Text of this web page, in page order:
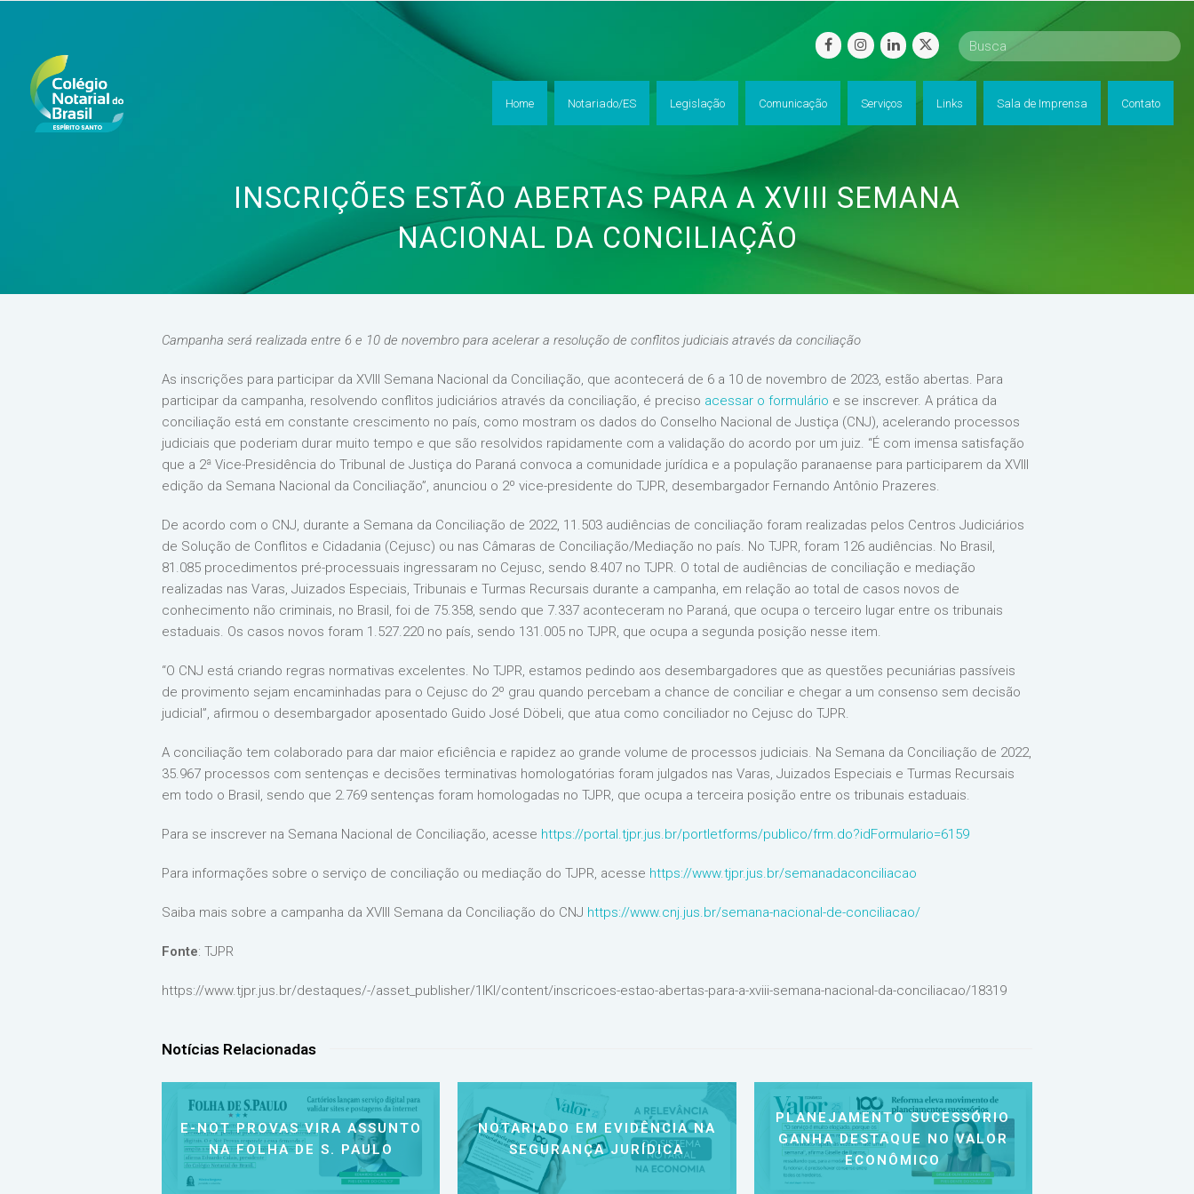
facebookinstagram
linkedintwitter
Home Notariado/ES Legislação Comunicação Serviços Links Sala de Imprensa Contato
INSCRIÇÕES ESTÃO ABERTAS PARA A XVIII SEMANA
NACIONAL DA CONCILIAÇÃO
Campanha será realizada entre 6 e 10 de novembro para acelerar a resolução de conflitos judiciais através da conciliação
As inscrições para participar da XVIII Semana Nacional da Conciliação, que acontecerá de 6 a 10 de novembro de 2023, estão abertas. Para
participar da campanha, resolvendo conflitos judiciários através da conciliação, é preciso acessar o formulário e se inscrever. A prática da
conciliação está em constante crescimento no país, como mostram os dados do Conselho Nacional de Justiça (CNJ), acelerando processos
judiciais que poderiam durar muito tempo e que são resolvidos rapidamente com a validação do acordo por um juiz. “É com imensa satisfação
que a 2ª Vice-Presidência do Tribunal de Justiça do Paraná convoca a comunidade jurídica e a população paranaense para participarem da XVIII
edição da Semana Nacional da Conciliação”, anunciou o 2º vice-presidente do TJPR, desembargador Fernando Antônio Prazeres.
De acordo com o CNJ, durante a Semana da Conciliação de 2022, 11.503 audiências de conciliação foram realizadas pelos Centros Judiciários
de Solução de Conflitos e Cidadania (Cejusc) ou nas Câmaras de Conciliação/Mediação no país. No TJPR, foram 126 audiências. No Brasil,
81.085 procedimentos pré-processuais ingressaram no Cejusc, sendo 8.407 no TJPR. O total de audiências de conciliação e mediação
realizadas nas Varas, Juizados Especiais, Tribunais e Turmas Recursais durante a campanha, em relação ao total de casos novos de
conhecimento não criminais, no Brasil, foi de 75.358, sendo que 7.337 aconteceram no Paraná, que ocupa o terceiro lugar entre os tribunais
estaduais. Os casos novos foram 1.527.220 no país, sendo 131.005 no TJPR, que ocupa a segunda posição nesse item.
“O CNJ está criando regras normativas excelentes. No TJPR, estamos pedindo aos desembargadores que as questões pecuniárias passíveis
de provimento sejam encaminhadas para o Cejusc do 2º grau quando percebam a chance de conciliar e chegar a um consenso sem decisão
judicial”, afirmou o desembargador aposentado Guido José Döbeli, que atua como conciliador no Cejusc do TJPR.
A conciliação tem colaborado para dar maior eficiência e rapidez ao grande volume de processos judiciais. Na Semana da Conciliação de 2022,
35.967 processos com sentenças e decisões terminativas homologatórias foram julgados nas Varas, Juizados Especiais e Turmas Recursais
em todo o Brasil, sendo que 2.769 sentenças foram homologadas no TJPR, que ocupa a terceira posição entre os tribunais estaduais.
Para se inscrever na Semana Nacional de Conciliação, acesse https://portal.tjpr.jus.br/portletforms/publico/frm.do?idFormulario=6159
Para informações sobre o serviço de conciliação ou mediação do TJPR, acesse https://www.tjpr.jus.br/semanadaconciliacao
Saiba mais sobre a campanha da XVIII Semana da Conciliação do CNJ https://www.cnj.jus.br/semana-nacional-de-conciliacao/
Fonte: TJPR
https://www.tjpr.jus.br/destaques/-/asset_publisher/1lKI/content/inscricoes-estao-abertas-para-a-xviii-semana-nacional-da-conciliacao/18319
Notícias Relacionadas
E-NOT PROVAS VIRA ASSUNTO
NA FOLHA DE S. PAULO
NOTARIADO EM EVIDÊNCIA NA
SEGURANÇA JURÍDICA
PLANEJAMENTO SUCESSÓRIO
GANHA DESTAQUE NO VALOR
ECONÔMICO